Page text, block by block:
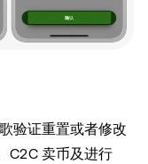
验证重置或者修改
C2C 卖币及进行